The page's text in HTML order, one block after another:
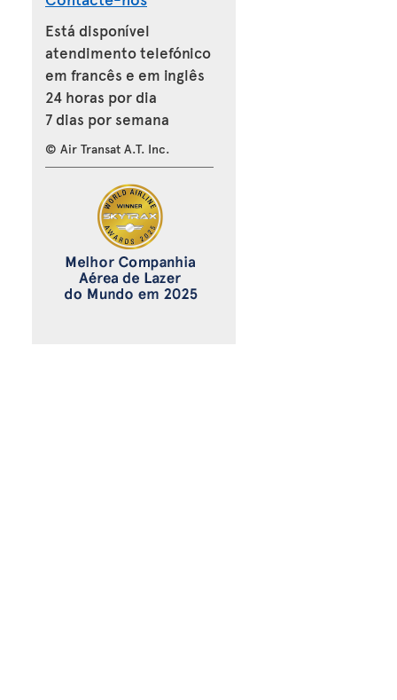
Está disponível
atendimento telefónico
em francês e em inglês
24 horas por dia
7 dias por semana
© Air Transat A.T. Inc.